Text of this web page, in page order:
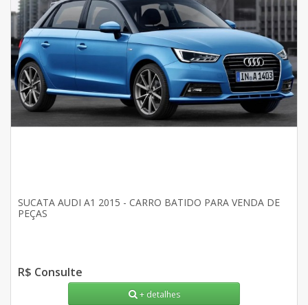
SUCATA AUDI A1 2015 - CARRO BATIDO PARA VENDA DE
PEÇAS
R$ Consulte
+ detalhes